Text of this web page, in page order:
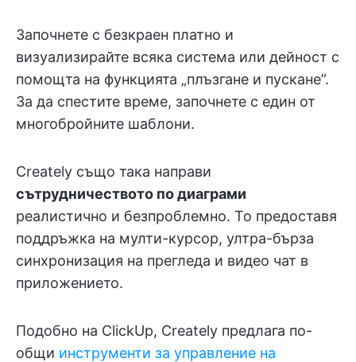
Започнете с безкраен платно и
визуализирайте всяка система или дейност с
помощта на функцията „плъзгане и пускане”.
За да спестите време, започнете с един от
многобройните шаблони.
Creately също така направи
сътрудничеството по диаграми
реалистично и безпроблемно. То предоставя
поддръжка на мулти-курсор, ултра-бърза
синхронизация на прегледа и видео чат в
приложението.
Подобно на ClickUp, Creately предлага по-
общи инструменти за управление на